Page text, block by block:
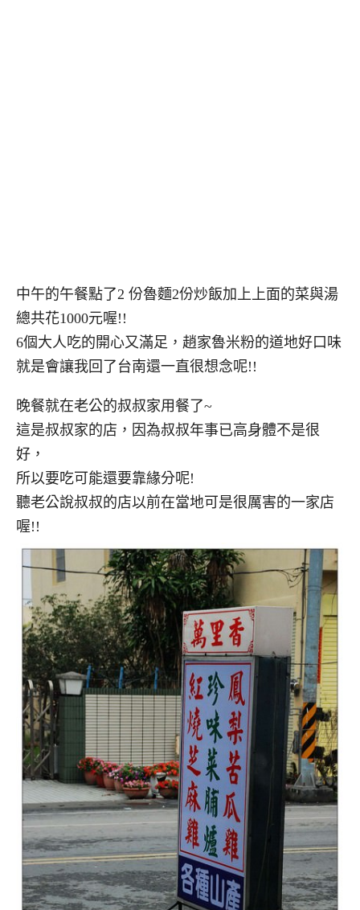
中午的午餐點了2 份魯麵2份炒飯加上上面的菜與湯
總共花1000元喔!!
6個大人吃的開心又滿足，趙家魯米粉的道地好口味
就是會讓我回了台南還一直很想念呢!!
晚餐就在老公的叔叔家用餐了~
這是叔叔家的店，因為叔叔年事已高身體不是很
好，
所以要吃可能還要靠緣分呢!
聽老公說叔叔的店以前在當地可是很厲害的一家店
喔!!